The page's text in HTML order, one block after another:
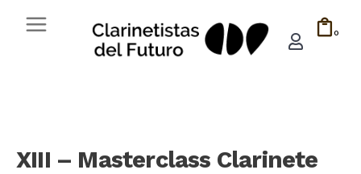
0
XIII – Masterclass Clarinete